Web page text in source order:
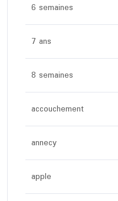
6 semaines
7 ans
8 semaines
accouchement
annecy
apple